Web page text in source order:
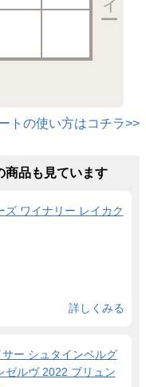
トの使い方はコチラ>>
商品も見ています
ズ ワイナリー レイカク
詳しくみる
ー シュタインベルグ
ゼルヴ 2022 ブリュン